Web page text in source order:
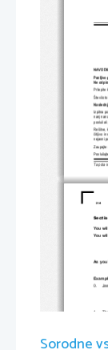
Ta pola
Pazljivo
Ne
Prilepite
Število to
Izpitna
nanj
poslušali
Rešitve,
čitljivo in
nejasni
Zaupajte
2/4
You
You
As you
0.
1.
3.
Sorodne